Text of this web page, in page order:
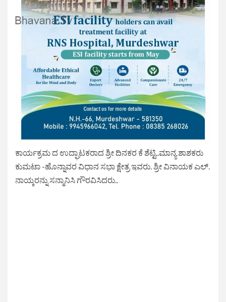
ಕಾರ್ಯಕ್ರಮ ದ ಉದ್ಘಾಟಕರಾದ ಶ್ರೀ ದಿನಕರ ಕೆ ಶೆಟ್ಟಿ..ಮಾನ್ಯ ಶಾಶಕರು
ಕುಮಟಾ -ಹೊನ್ನಾವರ ವಿಧಾನ ಸಭಾ ಕ್ಷೇತ್ರ ಇವರು. ಶ್ರೀ ವಿನಾಯಕ ಎಲ್.
ನಾಯ್ಕರನ್ನು ಸನ್ಮಾನಿಸಿ ಗೌರವಿಸಿದರು..